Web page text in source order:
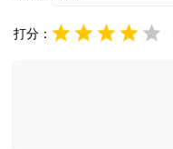
打分：